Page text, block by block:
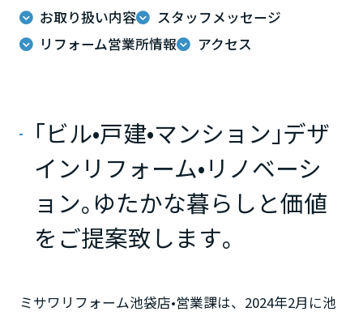
これから住まいをご検討の方
多彩な動画やこだわりが詰まった建築実例、注目の最新情報など、住
まいづくりを楽しく学べるデジタルラウンジです。
ミサワオーナーズクラブ
障がい者採用
海外事業
お取り扱い内容
スタッフメッセージ
リフォーム営業所情報
アクセス
｢ビル•戸建•マンション｣デザ
インリフォーム•リノベーシ
ョン｡ゆたかな暮らしと価値
をご提案致します｡
ミサワリフォーム池袋店•営業課は、2024年2月に池
群馬県
千葉県
東京都
神奈川県